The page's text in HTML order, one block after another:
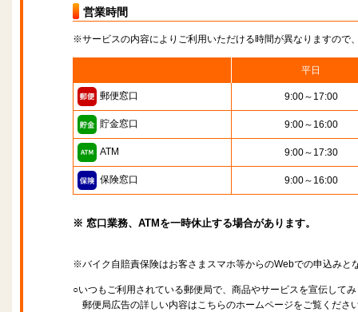
営業時間
※サービスの内容によりご利用いただける時間が異なりますので
平日
郵便窓口 9:00～17:00
貯金窓口 9:00～16:00
ATM 9:00～17:30
保険窓口 9:00～16:00
※ 窓口業務、ATMを一時休止する場合があります。
※バイク自賠責保険はお客さまスマホ等からのWebでの申込みと
○いつもご利用されている郵便局で、商品やサービスを宣伝して
郵便局広告の詳しい内容はこちらのホームページをご覧くださ